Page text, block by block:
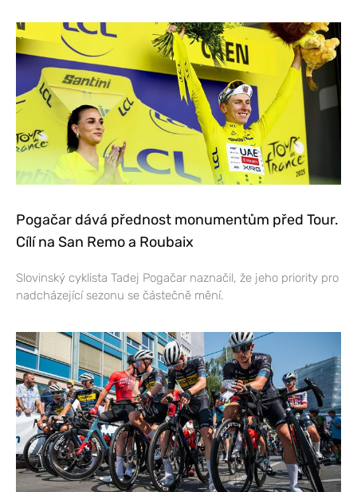
Pogačar dává přednost monumentům před Tour.
Cílí na San Remo a Roubaix
Slovinský cyklista Tadej Pogačar naznačil, že jeho priority pro
nadcházející sezonu se částečně mění.